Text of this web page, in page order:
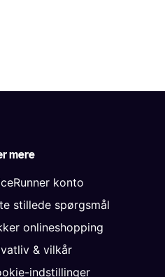
mere
konto
stillede spørgsmål
onlineshopping
& vilkår
indstillinger